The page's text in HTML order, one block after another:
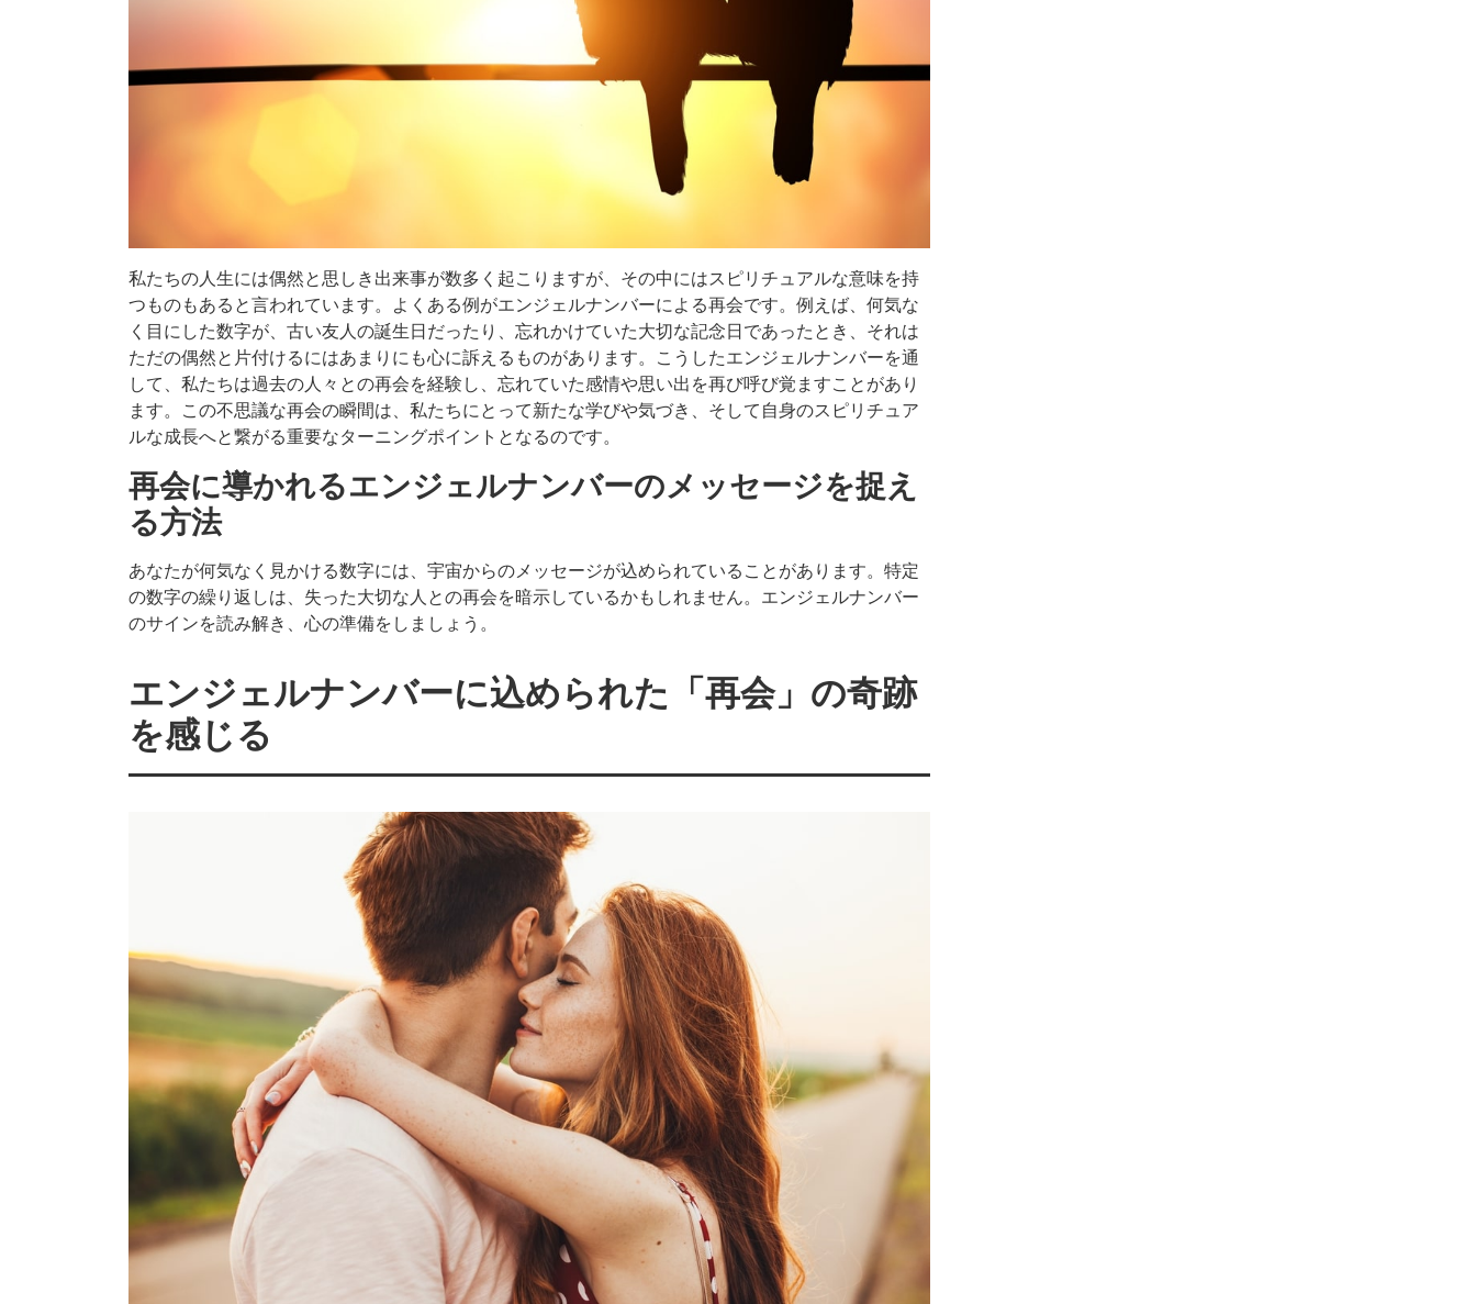
私たちの人生には偶然と思しき出来事が数多く起こりますが、その中にはスピリチュアルな意味を持
つものもあると言われています。よくある例がエンジェルナンバーによる再会です。例えば、何気な
く目にした数字が、古い友人の誕生日だったり、忘れかけていた大切な記念日であったとき、それは
ただの偶然と片付けるにはあまりにも心に訴えるものがあります。こうしたエンジェルナンバーを通
して、私たちは過去の人々との再会を経験し、忘れていた感情や思い出を再び呼び覚ますことがあり
ます。この不思議な再会の瞬間は、私たちにとって新たな学びや気づき、そして自身のスピリチュア
ルな成長へと繋がる重要なターニングポイントとなるのです。
再会に導かれるエンジェルナンバーのメッセージを捉え
る方法
あなたが何気なく見かける数字には、宇宙からのメッセージが込められていることがあります。特定
の数字の繰り返しは、失った大切な人との再会を暗示しているかもしれません。エンジェルナンバー
のサインを読み解き、心の準備をしましょう。
エンジェルナンバーに込められた「再会」の奇跡
を感じる